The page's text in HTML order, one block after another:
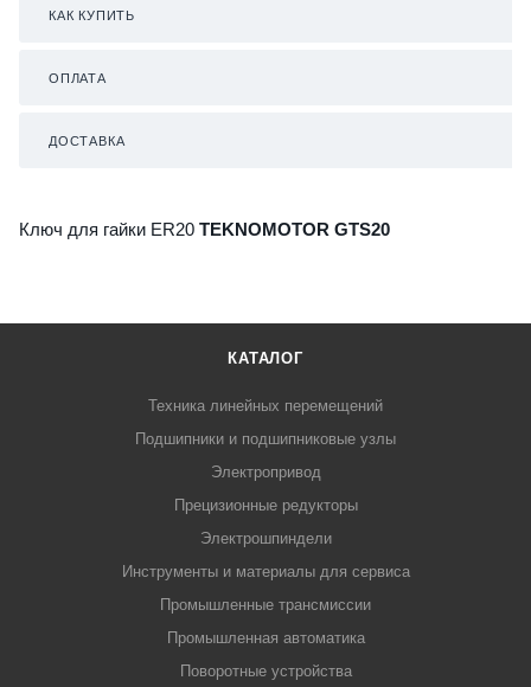
КАК КУПИТЬ
ОПЛАТА
ДОСТАВКА
Ключ для гайки ER20 TEKNOMOTOR GTS20
КАТАЛОГ
Техника линейных перемещений
Подшипники и подшипниковые узлы
Электропривод
Прецизионные редукторы
Электрошпиндели
Инструменты и материалы для сервиса
Промышленные трансмиссии
Промышленная автоматика
Поворотные устройства